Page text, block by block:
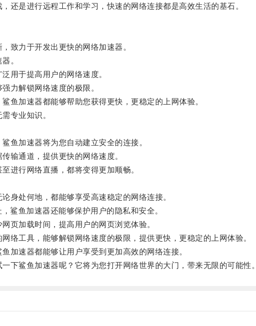
是进行远程工作和学习，快速的网络连接都是高效生活的基石。
力于开发出更快的网络加速器。
。
用于提高用户的网络速度。
力解锁网络速度的极限。
加速器都能够帮助您获得更快，更稳定的上网体验。
专业知识。
加速器将为您自动建立安全的连接。
通道，提供更快的网络速度。
行网络直播，都将变得更加顺畅。
处何地，都能够享受高速稳定的网络连接。
鱼加速器还能够保护用户的隐私和安全。
加载时间，提高用户的网页浏览体验。
工具，能够解锁网络速度的极限，提供更快，更稳定的上网体验。
速器都能够让用户享受到更加高效的网络连接。
鲨鱼加速器呢？它将为您打开网络世界的大门，带来无限的可能性。